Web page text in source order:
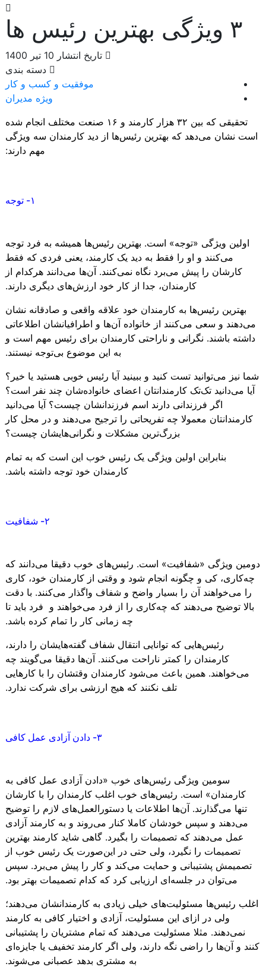
۳ ویژگی بهترین رئیس‌ ها
تاریخ انتشار 10 تیر 1400
دسته بندی
موفقیت و کسب و کار
ویژه مدیران
تحقیقی که بین ۳۲ هزار کارمند و ۱۶ صنعت مختلف انجام‌ شده
است نشان می‌دهد که بهترین رئیس‌ها از دید کارمندان سه ویژگی
مهم دارند:
۱- توجه
اولین ویژگی «توجه» است. بهترین رئیس‌ها همیشه به فرد توجه
می‌کنند و او را فقط به دید یک کارمند، یعنی فردی که فقط
کارشان را پیش می‌برد نگاه نمی‌کنند. آن‌ها می‌دانند هرکدام از
کارمندان، جدا از کار خود ارزش‌های دیگری دارند.
بهترین رئیس‌ها به کارمندان خود علاقه واقعی و صادقانه نشان
می‌دهند و سعی می‌کنند از خانواده آن‌ها و اطرافیانشان اطلاعاتی
داشته باشند. نگرانی و ناراحتی کارمندان برای رئیس مهم است و
به این موضوع بی‌توجه نیستند.
شما نیز می‌توانید تست کنید و ببینید آیا رئیس خوبی هستید یا خیر؟
آیا می‌دانید تک‌تک کارمندانتان اعضای خانواده‌شان چند نفر است؟
اگر فرزندانی دارند اسم فرزندانشان چیست؟ آیا می‌دانید
کارمندانتان معمولا چه تفریحاتی را ترجیح می‌دهند و در محل کار
بزرگ‌ترین مشکلات و نگرانی‌هایشان چیست؟
بنابراین اولین ویژگی یک رئیس خوب این است که به تمام
کارمندان خود توجه داشته باشد.
۲- شفافیت
دومین ویژگی «شفافیت» است. رئیس‌های خوب دقیقا می‌دانند که
چه‌کاری، کی و چگونه انجام شود و وقتی از کارمندان خود، کاری
را می‌خواهند آن را بسیار واضح و شفاف واگذار می‌کنند. با دقت
بالا توضیح می‌دهند که چه‌کاری را از فرد می‌خواهند و فرد باید تا
چه زمانی کار را تمام کرده باشد.
رئیس‌هایی که توانایی انتقال شفاف گفته‌هایشان را دارند،
کارمندان را کمتر ناراحت می‌کنند. آن‌ها دقیقا می‌گویند چه
می‌خواهند. همین باعث می‌شود کارمندان وقتشان را با کارهایی
تلف نکنند که هیج ارزشی برای شرکت ندارد.
۳- دادن آزادی عمل کافی
سومین ویژگی رئیس‌های خوب «دادن آزادی عمل کافی به
کارمندان» است. رئیس‌های خوب اغلب کارمندان را با کارشان
تنها می‌گذارند. آن‌ها اطلاعات یا دستورالعمل‌های لازم را توضیح
می‌دهند و سپس خودشان کاملا کنار می‌روند و به کارمند آزادی
عمل می‌دهند که تصمیمات را بگیرد. گاهی شاید کارمند بهترین
تصمیمات را نگیرد، ولی حتی در این‌صورت یک رئیس خوب از
تصمیمش پشتیبانی و حمایت می‌کند و کار را پیش می‌برد. سپس
می‌توان در جلسه‌ای ارزیابی کرد که کدام تصمیمات بهتر بود.
اغلب رئیس‌ها مسئولیت‌های خیلی زیادی به کارمندانشان می‌دهند؛
ولی در ازای این مسئولیت، آزادی و اختیار کافی به کارمند
نمی‌دهند. مثلا مسئولیت می‌دهند که تمام مشتریان را پشتیبانی
کنند و آن‌ها را راضی نگه‌ دارند، ولی اگر کارمند تخفیف یا جایزه‌ای
به مشتری بدهد عصبانی می‌شوند.